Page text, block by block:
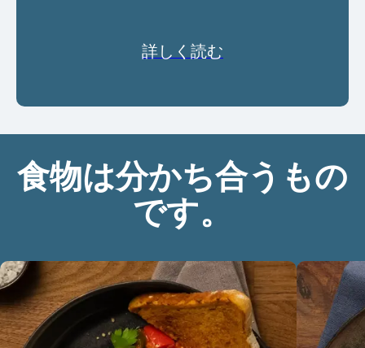
詳しく読む
食物は分かち合うもの
です。